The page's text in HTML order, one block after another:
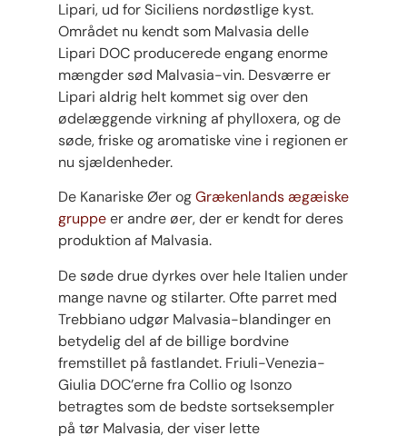
Lipari, ud for Siciliens nordøstlige kyst.
Området nu kendt som Malvasia delle
Lipari DOC producerede engang enorme
mængder sød Malvasia-vin. Desværre er
Lipari aldrig helt kommet sig over den
ødelæggende virkning af phylloxera, og de
søde, friske og aromatiske vine i regionen er
nu sjældenheder.
De Kanariske Øer ogGrækenlands ægæiske
gruppeer andre øer, der er kendt for deres
produktion af Malvasia.
De søde drue dyrkes over hele Italien under
mange navne og stilarter. Ofte parret med
Trebbiano udgør Malvasia-blandinger en
betydelig del af de billige bordvine
fremstillet på fastlandet. Friuli-Venezia-
Giulia DOC’erne fra Collio og Isonzo
betragtes som de bedste sortseksempler
på tør Malvasia, der viser lette